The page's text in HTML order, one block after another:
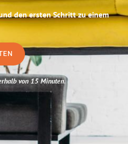
den ersten Schritt zu einem
von 15 Minuten.